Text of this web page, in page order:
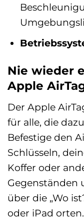
Nie wieder
Apple
Der Apple
für alle, die
Befestige den
Schlüsseln,
Koffer oder
Gegenständen
über die „Wo
oder iPad